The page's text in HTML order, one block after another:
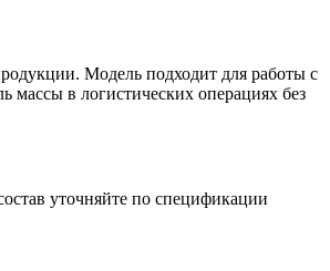
Модель подходит для работы с
массы в логистических операциях без
уточняйте по спецификации